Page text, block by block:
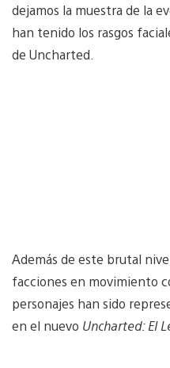
dejamos la muestra de la
han tenido los rasgos
de Uncharted.
Además de este brutal
facciones en movimiento
personajes han sido
en el nuevo Uncharted: El